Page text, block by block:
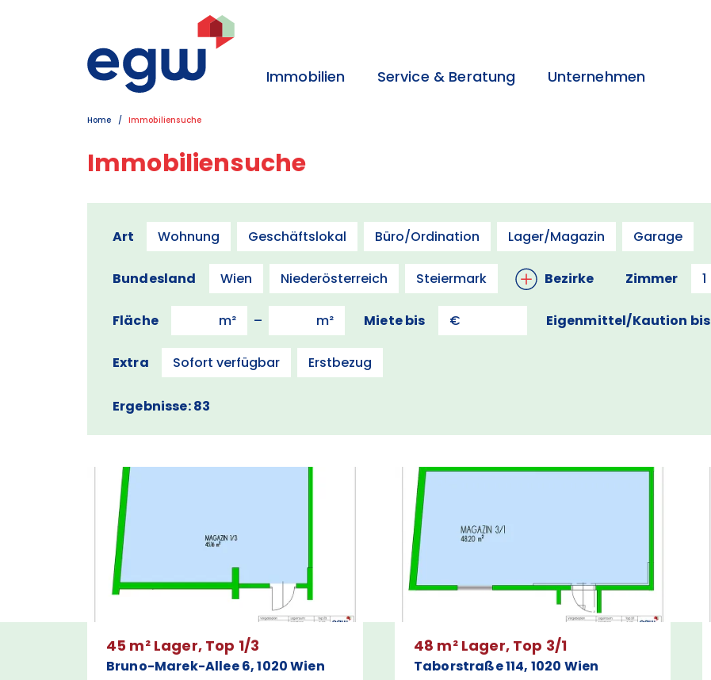
Zum Kontakt
Immobilien Service & Beratung Unternehmen
Home Immobiliensuche
Immobiliensuche
Art Wohnung Geschäftslokal Büro/Ordination Lager/Magazin Garage
Bundesland Wien Niederösterreich Steiermark Bezirke Zimmer 1
Fläche – Miete bis Eigenmittel/Kaution bis
Extra Sofort verfügbar Erstbezug
Ergebnisse: 83
45 m² Lager, Top 1/3
Bruno-Marek-Allee 6, 1020 Wien
48 m² Lager, Top 3/1
Taborstraße 114, 1020 Wien